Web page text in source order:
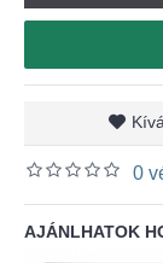
0
AJÁNLHATOK